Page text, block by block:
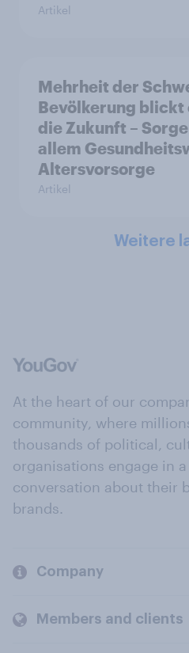
Artikel
Mehrheit der
Bevölkerung
die Zukunft –
allem
Altersvorsorge
Artikel
Weitere
At the heart of our
community, where
thousands of political,
organisations engage in
conversation about their
brands.
Company
Members and clients